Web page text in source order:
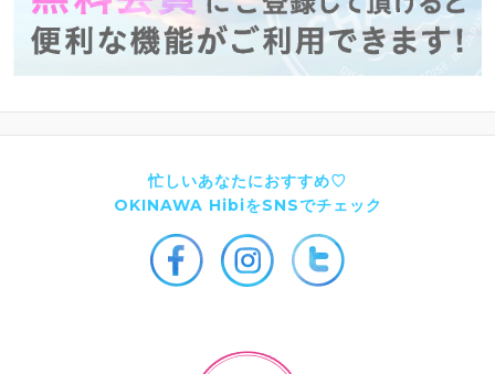
忙しいあなたにおすすめ♡
OKINAWA HibiをSNSでチェック